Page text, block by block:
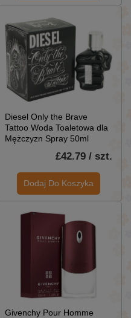
Diesel Only the Brave
Tattoo Woda Toaletowa dla
Mężczyzn Spray 50ml
£42.79 / szt.
Dodaj Do Koszyka
Givenchy Pour Homme